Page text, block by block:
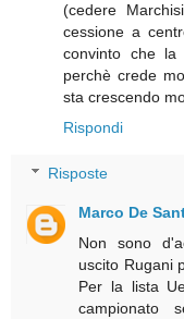
(cedere
cessione a
convinto che la
perchè crede
sta crescendo
Rispondi
Risposte
Marco De
Non sono
uscito Rugani
Per la lista
campionato